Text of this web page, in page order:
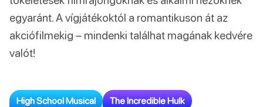
egyaránt. A vígjátékoktól a romantikuson át az
akciófilmekig – mindenki találhat magának kedvére
valót!
High School Musical The Incredible Hulk